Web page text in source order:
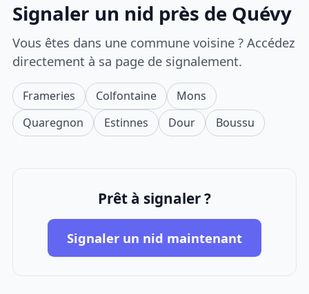
Signaler un nid près de Quévy
Vous êtes dans une commune voisine ? Accédez
directement à sa page de signalement.
Frameries Colfontaine
Mons
Quaregnon
Estinnes Dour Boussu
Prêt à signaler ?
Signaler un nid maintenant